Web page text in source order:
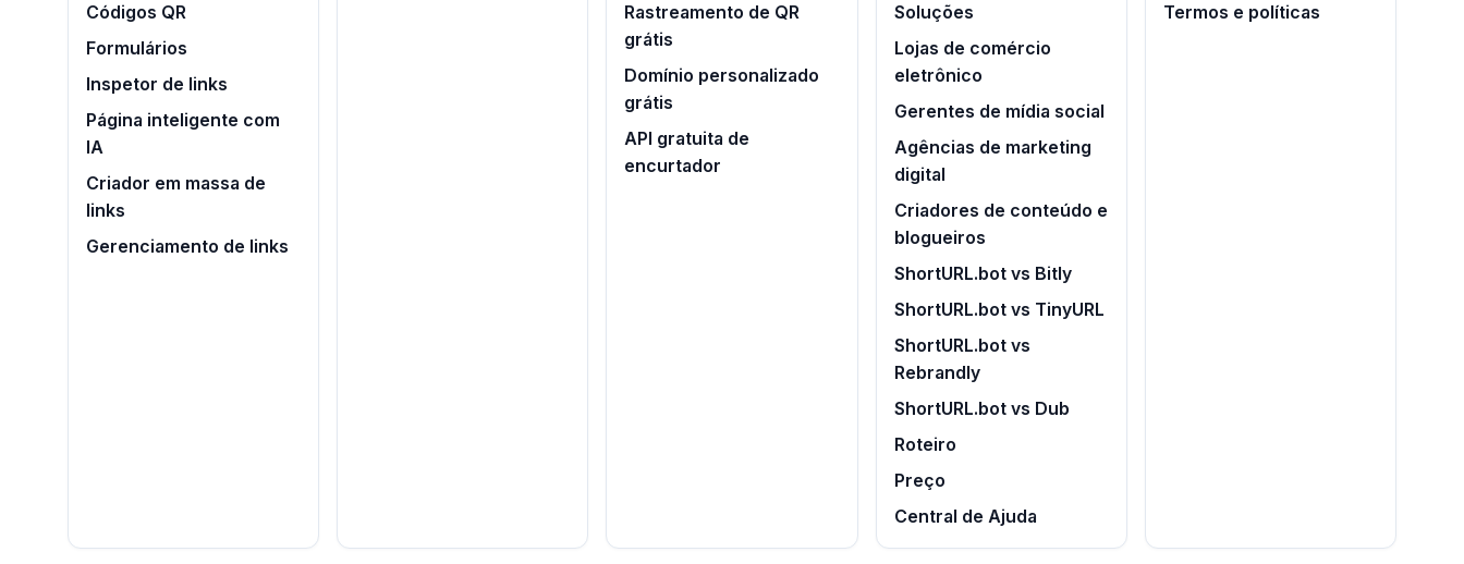
Códigos QR
Formulários
Inspetor de links
Página inteligente com
IA
Criador em massa de
links
Gerenciamento de links
Rastreamento de QR
grátis
Domínio personalizado
grátis
API gratuita de
encurtador
Soluções
Lojas de comércio
eletrônico
Gerentes de mídia social
Agências de marketing
digital
Criadores de conteúdo e
blogueiros
ShortURL.bot vs Bitly
ShortURL.bot vs TinyURL
ShortURL.bot vs
Rebrandly
ShortURL.bot vs Dub
Roteiro
Preço
Central de Ajuda
Termos e políticas